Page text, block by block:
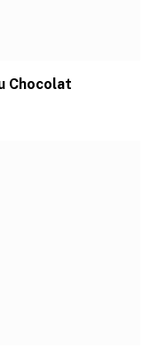
Chocolat